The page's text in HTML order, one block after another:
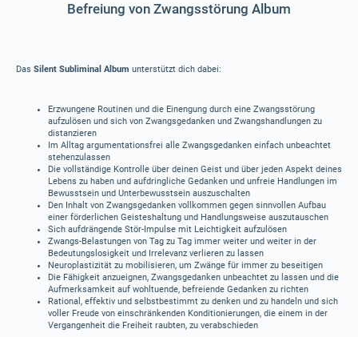
Befreiung von Zwangsstörung Album
Das Silent Subliminal Album unterstützt dich dabei:
Erzwungene Routinen und die Einengung durch eine Zwangsstörung
aufzulösen und sich von Zwangsgedanken und Zwangshandlungen zu
distanzieren
Im Alltag argumentationsfrei alle Zwangsgedanken einfach unbeachtet
stehenzulassen
Die vollständige Kontrolle über deinen Geist und über jeden Aspekt deines
Lebens zu haben und aufdringliche Gedanken und unfreie Handlungen im
Bewusstsein und Unterbewusstsein auszuschalten
Den Inhalt von Zwangsgedanken vollkommen gegen sinnvollen Aufbau
einer förderlichen Geisteshaltung und Handlungsweise auszutauschen
Sich aufdrängende Stör-Impulse mit Leichtigkeit aufzulösen
Zwangs-Belastungen von Tag zu Tag immer weiter und weiter in der
Bedeutungslosigkeit und Irrelevanz verlieren zu lassen
Neuroplastizität zu mobilisieren, um Zwänge für immer zu beseitigen
Die Fähigkeit anzueignen, Zwangsgedanken unbeachtet zu lassen und die
Aufmerksamkeit auf wohltuende, befreiende Gedanken zu richten
Rational, effektiv und selbstbestimmt zu denken und zu handeln und sich
voller Freude von einschränkenden Konditionierungen, die einem in der
Vergangenheit die Freiheit raubten, zu verabschieden